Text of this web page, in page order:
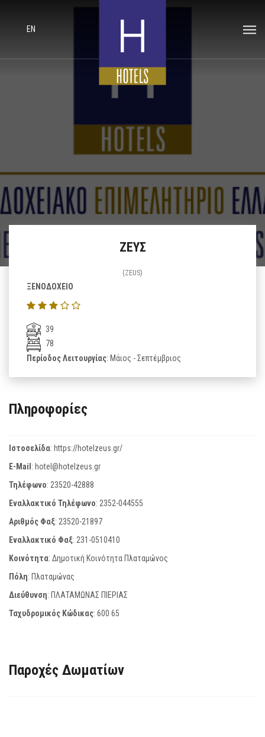
EN
ΖΕΥΣ
(ZEUS)
ΞΕΝΟΔΟΧΕΙΟ
39
78
Περίοδος Λειτουργίας: Μάιος - Σεπτέμβριος
Πληροφορίες
Ιστοσελίδα: https://hotelzeus.gr/
E-Mail: hotel@hotelzeus.gr
Τηλέφωνο: 23520-42888
Εναλλακτικό Τηλέφωνο: 2352-044555
Αριθμός Φαξ: 23520-21897
Εναλλακτικό Φαξ: 231-0510410
Κοινότητα: Δημοτική Κοινότητα Πλαταμώνος
Πόλη: Πλαταμώνας
Διεύθυνση: ΠΛΑΤΑΜΩΝΑΣ ΠΙΕΡΙΑΣ
Ταχυδρομικός Κώδικας: 600 65
Παροχές Δωματίων